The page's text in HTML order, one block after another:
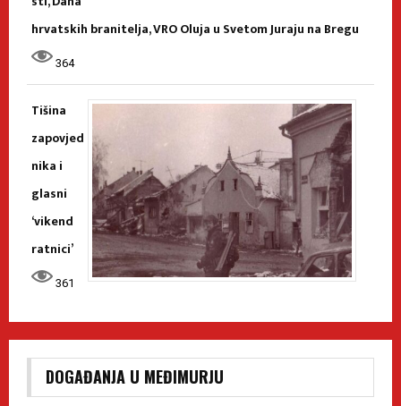
hrvatskih branitelja, VRO Oluja u Svetom Juraju na Bregu
364
Tišina
zapovjed
nika i
glasni
‘vikend
ratnici’
361
DOGAĐANJA U MEĐIMURJU